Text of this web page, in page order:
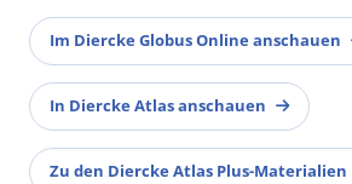
Im Diercke Globus Online anschauen
In Diercke Atlas anschauen
Zu den Diercke Atlas Plus-Materialien